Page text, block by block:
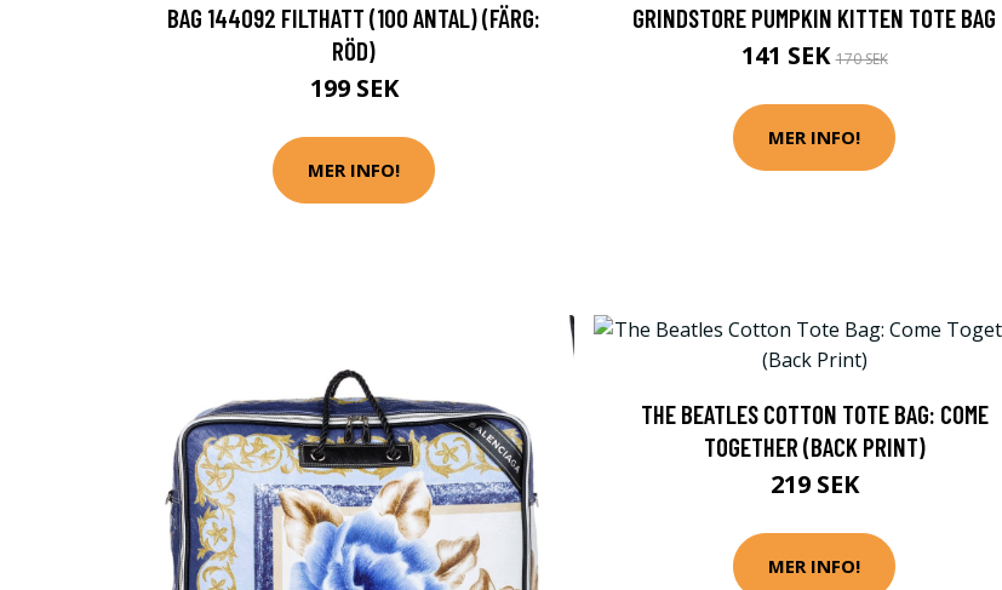
BAG 144092 FILTHATT (100 ANTAL) (FÄRG:
RÖD)
199 SEK
MER INFO!
GRINDSTORE PUMPKIN KITTEN TOTE BAG
141 SEK170 SEK
MER INFO!
THE BEATLES COTTON TOTE BAG: COME
TOGETHER (BACK PRINT)
219 SEK
MER INFO!